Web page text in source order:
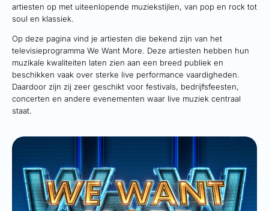
artiesten op met uiteenlopende muziekstijlen, van pop en rock tot
soul en klassiek.
Op deze pagina vind je artiesten die bekend zijn van het
televisieprogramma We Want More. Deze artiesten hebben hun
muzikale kwaliteiten laten zien aan een breed publiek en
beschikken vaak over sterke live performance vaardigheden.
Daardoor zijn zij zeer geschikt voor festivals, bedrijfsfeesten,
concerten en andere evenementen waar live muziek centraal
staat.